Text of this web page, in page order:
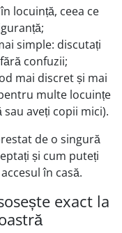
locuință, ceea ce
simple: discutați
confuzii;
mai discret și mai
multe locuințe
aveți copii mici).
de o singură
și cum puteți
în casă.
exact la